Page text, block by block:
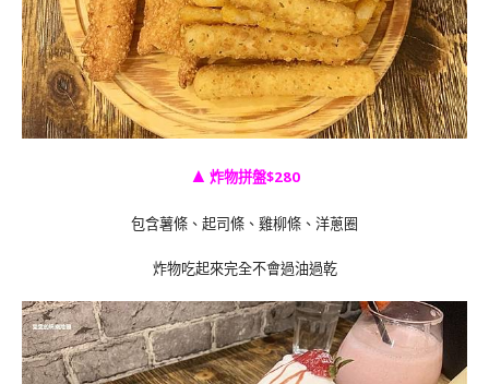
▲ 炸物拼盤$280
包含薯條 、 起司條 、 雞柳條 、 洋蔥圈
炸物吃起來完全不會過油過乾